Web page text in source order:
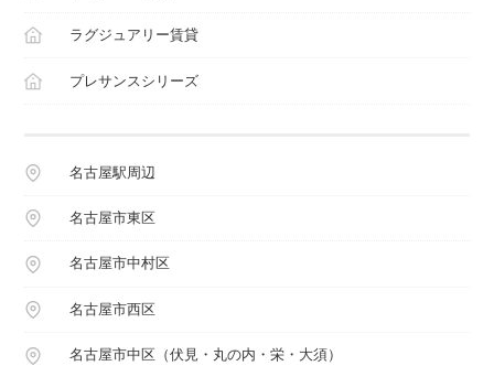
ラグジュアリー賃貸
プレサンスシリーズ
名古屋駅周辺
名古屋市東区
名古屋市中村区
名古屋市西区
名古屋市中区（伏見・丸の内・栄・大須）